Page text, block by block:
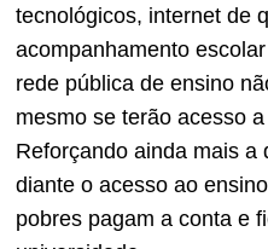
tecnológicos, internet de
acompanhamento
rede pública de ensino
mesmo se terão acesso
Reforçando ainda mais a
diante o acesso ao
pobres pagam a conta e